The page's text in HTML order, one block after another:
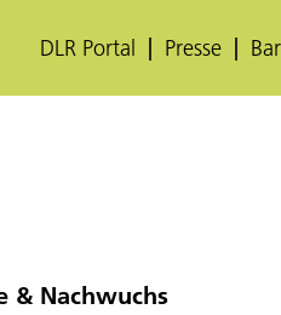
DLR Portal Presse
& Nachwuchs